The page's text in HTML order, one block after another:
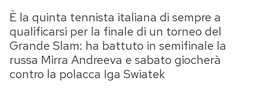
Tecnologia
Internet
Scienza
Cultura
Economia
Storie/Idee
Ok Boomer!
Media
Europa
È la quinta tennista italiana di sempre a
qualificarsi per la finale di un torneo del
Grande Slam: ha battuto in semifinale la
russa Mirra Andreeva e sabato giocherà
contro la polacca Iga Swiatek